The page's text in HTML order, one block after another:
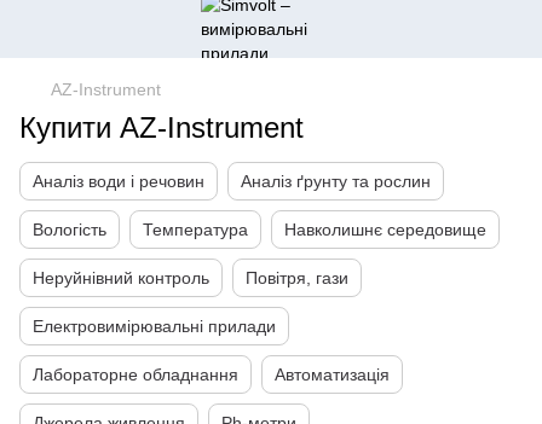
AZ-Instrument
Купити AZ-Instrument
Аналіз води і речовин Аналіз ґрунту та рослин
Вологість Температура Навколишнє середовище
Неруйнівний контроль Повітря, гази
Електровимірювальні прилади
Лабораторне обладнання Автоматизація